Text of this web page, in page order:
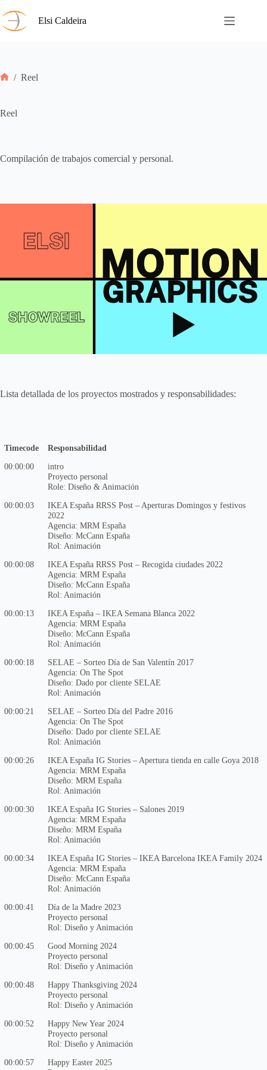
al
contenido
Elsi Caldeira
/ Reel
Reel
Compilación de trabajos comercial y personal.
Lista detallada de los proyectos mostrados y responsabilidades:
Timecode
Responsabilidad
00:00:00
intro
Proyecto personal
Role: Diseño & Animación
00:00:03
IKEA España RRSS Post – Aperturas Domingos y festivos
2022
Agencia: MRM España
Diseño: McCann España
Rol: Animación
00:00:08
IKEA España RRSS Post – Recogida ciudades 2022
Agencia: MRM España
Diseño: McCann España
Rol: Animación
00:00:13
IKEA España – IKEA Semana Blanca 2022
Agencia: MRM España
Diseño: McCann España
Rol: Animación
00:00:18
SELAE – Sorteo Día de San Valentín 2017
Agencia: On The Spot
Diseño: Dado por cliente SELAE
Rol: Animación
00:00:21
SELAE – Sorteo Día del Padre 2016
Agencia: On The Spot
Diseño: Dado por cliente SELAE
Rol: Animación
00:00:26
IKEA España IG Stories – Apertura tienda en calle Goya 2018
Agencia: MRM España
Diseño: MRM España
Rol: Animación
00:00:30
IKEA España IG Stories – Salones 2019
Agencia: MRM España
Diseño: MRM España
Rol: Animación
00:00:34
IKEA España IG Stories – IKEA Barcelona IKEA Family 2024
Agencia: MRM España
Diseño: McCann España
Rol: Animación
00:00:41
Día de la Madre 2023
Proyecto personal
Rol: Diseño y Animación
00:00:45
Good Morning 2024
Proyecto personal
Rol: Diseño y Animación
00:00:48
Happy Thanksgiving 2024
Proyecto personal
Rol: Diseño y Animación
00:00:52
Happy New Year 2024
Proyecto personal
Rol: Diseño y Animación
00:00:57
Happy Easter 2025